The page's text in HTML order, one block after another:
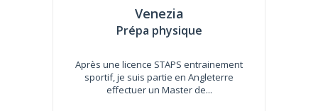
Venezia
Prépa physique
Après une licence STAPS entrainement
sportif, je suis partie en Angleterre
effectuer un Master de...